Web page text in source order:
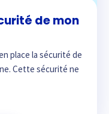
de mon
place la sécurité de
Cette sécurité ne